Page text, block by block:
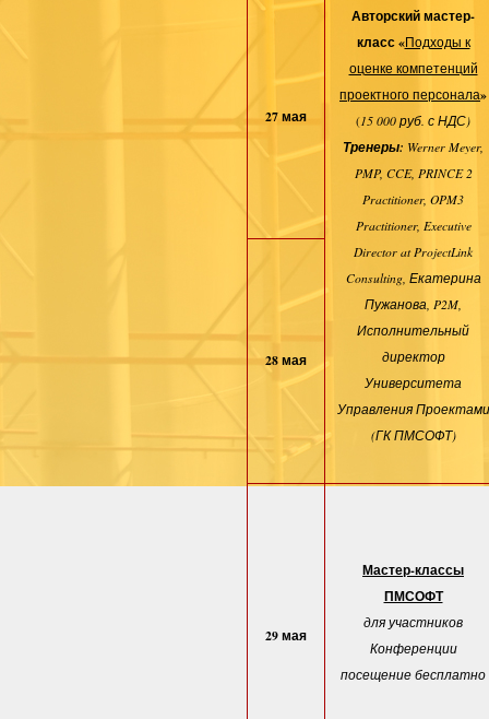
27 мая
Авторский мастер-
класс «Подходы к
оценке компетенций
проектного персонала»
(15 000 руб. с НДС)
Тренеры: Werner Meyer,
PMP, CCE, PRINCE 2
Practitioner, OPM3
Practitioner, Executive
Director at ProjectLink
Consulting, Екатерина
Пужанова, P2M,
Исполнительный
директор
Университета
Управления Проектами
(ГК ПМСОФТ)
28 мая
29 мая
Мастер-классы
ПМСОФТ
для участников
Конференции
посещение бесплатно